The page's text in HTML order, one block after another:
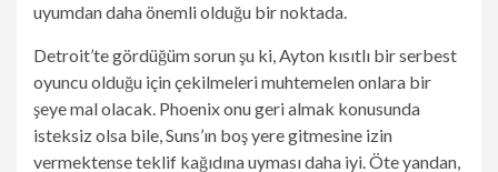
uyumdan daha önemli olduğu bir noktada.
Detroit’te gördüğüm sorun şu ki, Ayton kısıtlı bir serbest
oyuncu olduğu için çekilmeleri muhtemelen onlara bir
şeye mal olacak. Phoenix onu geri almak konusunda
isteksiz olsa bile, Suns’ın boş yere gitmesine izin
vermektense teklif kağıdına uyması daha iyi. Öte yandan,